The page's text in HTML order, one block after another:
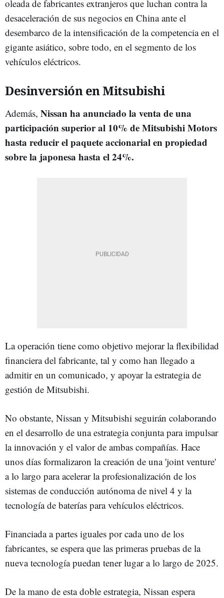
oleada de fabricantes extranjeros que luchan contra la
desaceleración de sus negocios en China ante el
desembarco de la intensificación de la competencia en el
gigante asiático, sobre todo, en el segmento de los
vehículos eléctricos.
Desinversión en Mitsubishi
Además, Nissan ha anunciado la venta de una
participación superior al 10% de Mitsubishi Motors
hasta reducir el paquete accionarial en propiedad
sobre la japonesa hasta el 24%.
La operación tiene como objetivo mejorar la flexibilidad
financiera del fabricante, tal y como han llegado a
admitir en un comunicado, y apoyar la estrategia de
gestión de Mitsubishi.
No obstante, Nissan y Mitsubishi seguirán colaborando
en el desarrollo de una estrategia conjunta para impulsar
la innovación y el valor de ambas compañías. Hace
unos días formalizaron la creación de una 'joint venture'
a lo largo para acelerar la profesionalización de los
sistemas de conducción autónoma de nivel 4 y la
tecnología de baterías para vehículos eléctricos.
Financiada a partes iguales por cada uno de los
fabricantes, se espera que las primeras pruebas de la
nueva tecnología puedan tener lugar a lo largo de 2025.
De la mano de esta doble estrategia, Nissan espera